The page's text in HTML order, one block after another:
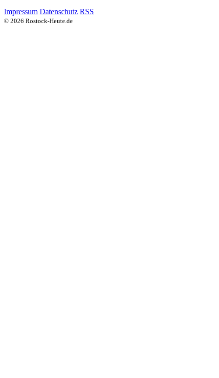
Impressum Datenschutz RSS
© 2026 Rostock-Heute.de